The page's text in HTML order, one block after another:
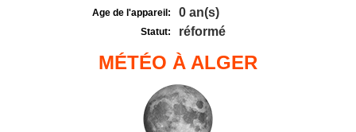
Age de l'appareil:
0 an(s)
Statut: réformé
MÉTÉO À ALGER